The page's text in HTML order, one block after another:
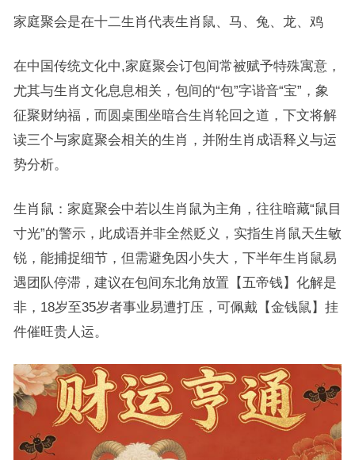
家庭聚会是在十二生肖代表生肖鼠、马、兔、龙、鸡
在中国传统文化中,家庭聚会订包间常被赋予特殊寓意，
尤其与生肖文化息息相关，包间的“包”字谐音“宝”，象
征聚财纳福，而圆桌围坐暗合生肖轮回之道，下文将解
读三个与家庭聚会相关的生肖，并附生肖成语释义与运
势分析。
生肖鼠：家庭聚会中若以生肖鼠为主角，往往暗藏“鼠目
寸光”的警示，此成语并非全然贬义，实指生肖鼠天生敏
锐，能捕捉细节，但需避免因小失大，下半年生肖鼠易
遇团队停滞，建议在包间东北角放置【五帝钱】化解是
非，18岁至35岁者事业易遭打压，可佩戴【金钱鼠】挂
件催旺贵人运。